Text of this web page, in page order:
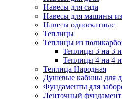
Навесы для сада
Навесы для машины из
Навесы односкатные
Теплицы
Теплицы из
Теплицы 3 на 3
Теплицы 4 на 4
Теплица Народная
Душевые кабины для
Фундаменты для
Ленточный фундамент